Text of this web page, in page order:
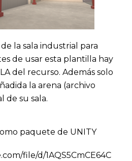
la sala industrial para
de usar esta plantilla hay
del recurso. Además solo
la arena (archivo
de su sala.
paquete de UNITY
file/d/1AQS5CmCE64C